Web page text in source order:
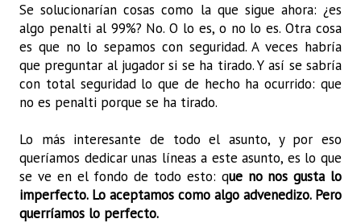
Se solucionarían cosas como la que sigue ahora: ¿es
algo penalti al 99%? No. O lo es, o no lo es. Otra cosa
es que no lo sepamos con seguridad. A veces habría
que preguntar al jugador si se ha tirado. Y así se sabría
con total seguridad lo que de hecho ha ocurrido: que
no es penalti porque se ha tirado.
Lo más interesante de todo el asunto, y por eso
queríamos dedicar unas líneas a este asunto, es lo que
se ve en el fondo de todo esto: que no nos gusta lo
imperfecto. Lo aceptamos como algo advenedizo. Pero
querríamos lo perfecto.